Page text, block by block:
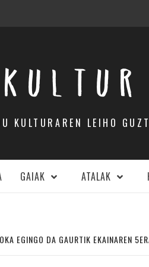
KULTURAREN LEIHO
GAIAK ATALAK
EGINGO DA GAURTIK EKAINAREN